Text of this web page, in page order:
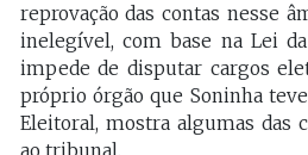
reprovação das contas nesse
inelegível, com base na Lei
impede de disputar cargos
próprio órgão que Soninha
Eleitoral, mostra algumas das